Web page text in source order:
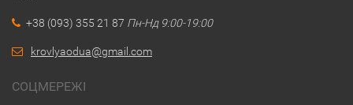
+38 (093) 355 21 87 Пн-Нд 9:00-19:00
krovlyaodua@gmail.com
СОЦМЕРЕЖІ